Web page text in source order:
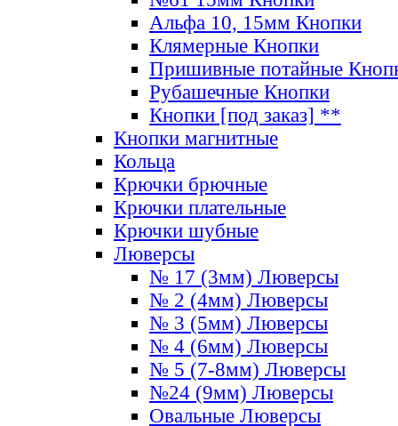
Альфа 10, 15мм Кнопки
Клямерные Кнопки
Пришивные потайные
Рубашечные Кнопки
Кнопки [под заказ] **
Кнопки магнитные
Кольца
Крючки брючные
Крючки плательные
Крючки шубные
Люверсы
№ 17 (3мм) Люверсы
№ 2 (4мм) Люверсы
№ 3 (5мм) Люверсы
№ 4 (6мм) Люверсы
№ 5 (7-8мм) Люверсы
№24 (9мм) Люверсы
Овальные Люверсы